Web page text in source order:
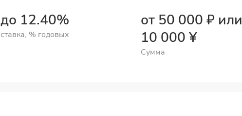
до 12.40%
ставка, % годовых
от 50 000 ₽ или
10 000 ¥
Сумма